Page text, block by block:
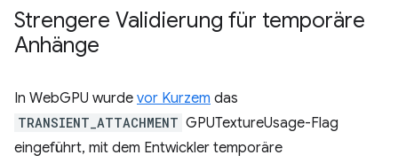
Strengere Validierung für temporäre
Anhänge
In WebGPU wurde vor Kurzem das
TRANSIENT_ATTACHMENT GPUTextureUsage-Flag
eingeführt, mit dem Entwickler temporäre